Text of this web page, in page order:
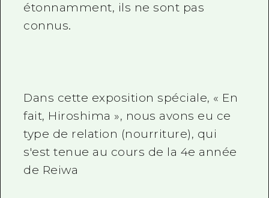
étonnamment, ils ne sont pas
connus.
Dans cette exposition spéciale, « En
fait, Hiroshima », nous avons eu ce
type de relation (nourriture), qui
s'est tenue au cours de la 4e année
de Reiwa